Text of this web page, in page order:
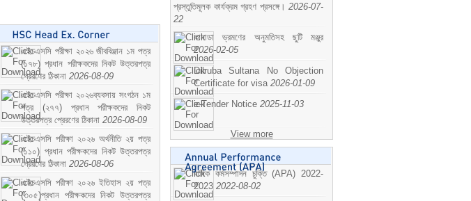
এইচএসসি পরীক্ষা ২০২৬ জীববিঞ্জান ১ম পত্র
(১৭৮) প্রধান পরীক্ষকদের নিকট উত্তরপত্র
প্রেরণের ঠিকানা 2026-08-09
এইচএসসি পরীক্ষা ২০২৬ব্যবসায় সংগঠন ১ম
পত্র (২৭৭) প্রধান পরীক্ষকদের নিকট
উত্তরপত্র প্রেরণের ঠিকানা 2026-08-09
এইচএসসি পরীক্ষা ২০২৬ অর্থনীতি ২য় পত্র
(১১০) প্রধান পরীক্ষকদের নিকট উত্তরপত্র
প্রেরণের ঠিকানা 2026-08-06
এইচএসসি পরীক্ষা ২০২৬ ইতিহাস ২য় পত্র
(৩০৫)প্রধান পরীক্ষকদের নিকট উত্তরপত্র
প্রস্তুতিমূলক কার্যক্রম গ্রহণ প্রসঙ্গে। 2026-07-
22
কানাডা ভ্রমণের অনুমতিসহ ছুটি মঞ্জুর
2026-02-05
Dilruba Sultana No Objection
Certificate for visa 2026-01-09
e-Tender Notice 2025-11-03
View more
বাষিক কর্মসম্পাদন চুক্তি (APA) 2022-
2023 2022-08-02